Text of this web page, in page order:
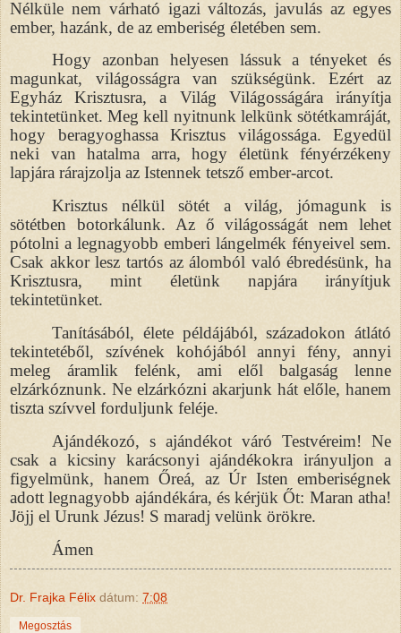
Nélküle nem várható igazi változás, javulás az egyes
ember, hazánk, de az emberiség életében sem.
Hogy azonban helyesen lássuk a tényeket és
magunkat, világosságra van szükségünk. Ezért az
Egyház Krisztusra, a Világ Világosságára irányítja
tekintetünket. Meg kell nyitnunk lelkünk sötétkamráját,
hogy beragyoghassa Krisztus világossága. Egyedül
neki van hatalma arra, hogy életünk fényérzékeny
lapjára rárajzolja az Istennek tetsző ember-arcot.
Krisztus nélkül sötét a világ, jómagunk is
sötétben botorkálunk. Az ő világosságát nem lehet
pótolni a legnagyobb emberi lángelmék fényeivel sem.
Csak akkor lesz tartós az álomból való ébredésünk, ha
Krisztusra, mint életünk napjára irányítjuk
tekintetünket.
Tanításából, élete példájából, századokon átlátó
tekintetéből, szívének kohójából annyi fény, annyi
meleg áramlik felénk, ami elől balgaság lenne
elzárkóznunk. Ne elzárkózni akarjunk hát előle, hanem
tiszta szívvel forduljunk feléje.
Ajándékozó, s ajándékot váró Testvéreim! Ne
csak a kicsiny karácsonyi ajándékokra irányuljon a
figyelmünk, hanem Őreá, az Úr Isten emberiségnek
adott legnagyobb ajándékára, és kérjük Őt: Maran atha!
Jöjj el Urunk Jézus! S maradj velünk örökre.
Ámen
Dr. Frajka Félix dátum: 7:08
Megosztás